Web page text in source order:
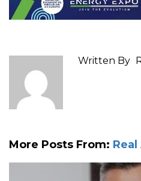
Written By
More Posts From: